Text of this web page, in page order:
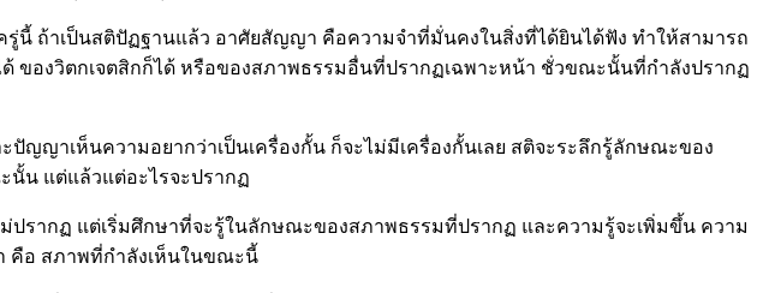
นี้ ถ้าเป็นสติปัฏฐานแล้ว อาศัยสัญญา คือความจำที่มั่นคงในสิ่งที่ได้ยินได้ฟัง ทำให้สามารถ
องวิตกเจตสิกก็ได้ หรือของสภาพธรรมอื่นที่ปรากฏเฉพาะหน้า ชั่วขณะนั้นที่กำลังปรากฏ
ญญาเห็นความอยากว่าเป็นเครื่องกั้น ก็จะไม่มีเครื่องกั้นเลย สติจะระลึกรู้ลักษณะของ
น แต่แล้วแต่อะไรจะปรากฏ
รากฏ แต่เริ่มศึกษาที่จะรู้ในลักษณะของสภาพธรรมที่ปรากฏ และความรู้จะเพิ่มขึ้น ความ
คือ สภาพที่กำลังเห็นในขณะนี้